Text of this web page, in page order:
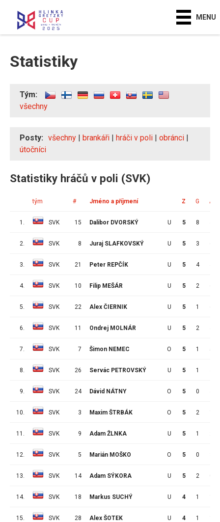
MENU
Statistiky
Tým:
všechny
Posty: všechny | brankáři | hráči v poli | obránci |
útočníci
Statistiky hráčů v poli (SVK)
tým # Jméno a příjmení Z G A
1. SVK 15 Dalibor DVORSKÝ U 5 8
2. SVK 8 Juraj SLAFKOVSKÝ U 5 3 6
3. SVK 21 Peter REPČÍK U 5 4
4. SVK 10 Filip MEŠÁR U 5 2 6
5. SVK 22 Alex ČIERNIK U 5 1 6
6. SVK 11 Ondrej MOLNÁR U 5 2
7. SVK 7 Šimon NEMEC O 5 1 5
8. SVK 26 Servác PETROVSKÝ U 5 1
9. SVK 24 Dávid NÁTNY O 5 0
10. SVK 3 Maxim ŠTRBÁK O 5 2
11. SVK 9 Adam ŽLNKA U 5 1 2
12. SVK 5 Marián MOŠKO O 5 0
13. SVK 14 Adam SÝKORA U 5 2 0
14. SVK 18 Markus SUCHÝ U 4 1
15. SVK 28 Alex ŠOTEK U 4 1